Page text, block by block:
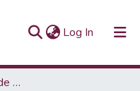
Log In (current)
Artículos académicos y de opinión